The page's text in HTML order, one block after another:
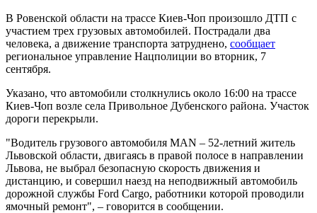
В Ровенской области на трассе Киев-Чоп произошло ДТП с
участием трех грузовых автомобилей. Пострадали два
человека, а движение транспорта затруднено, сообщает
региональное управление Нацполиции во вторник, 7
сентября.
Указано, что автомобили столкнулись около 16:00 на трассе
Киев-Чоп возле села Привольное Дубенского района. Участок
дороги перекрыли.
"Водитель грузового автомобиля MAN – 52-летний житель
Львовской области, двигаясь в правой полосе в направлении
Львова, не выбрал безопасную скорость движения и
дистанцию, и совершил наезд на неподвижный автомобиль
дорожной службы Ford Cargo, работники которой проводили
ямочный ремонт", – говорится в сообщении.